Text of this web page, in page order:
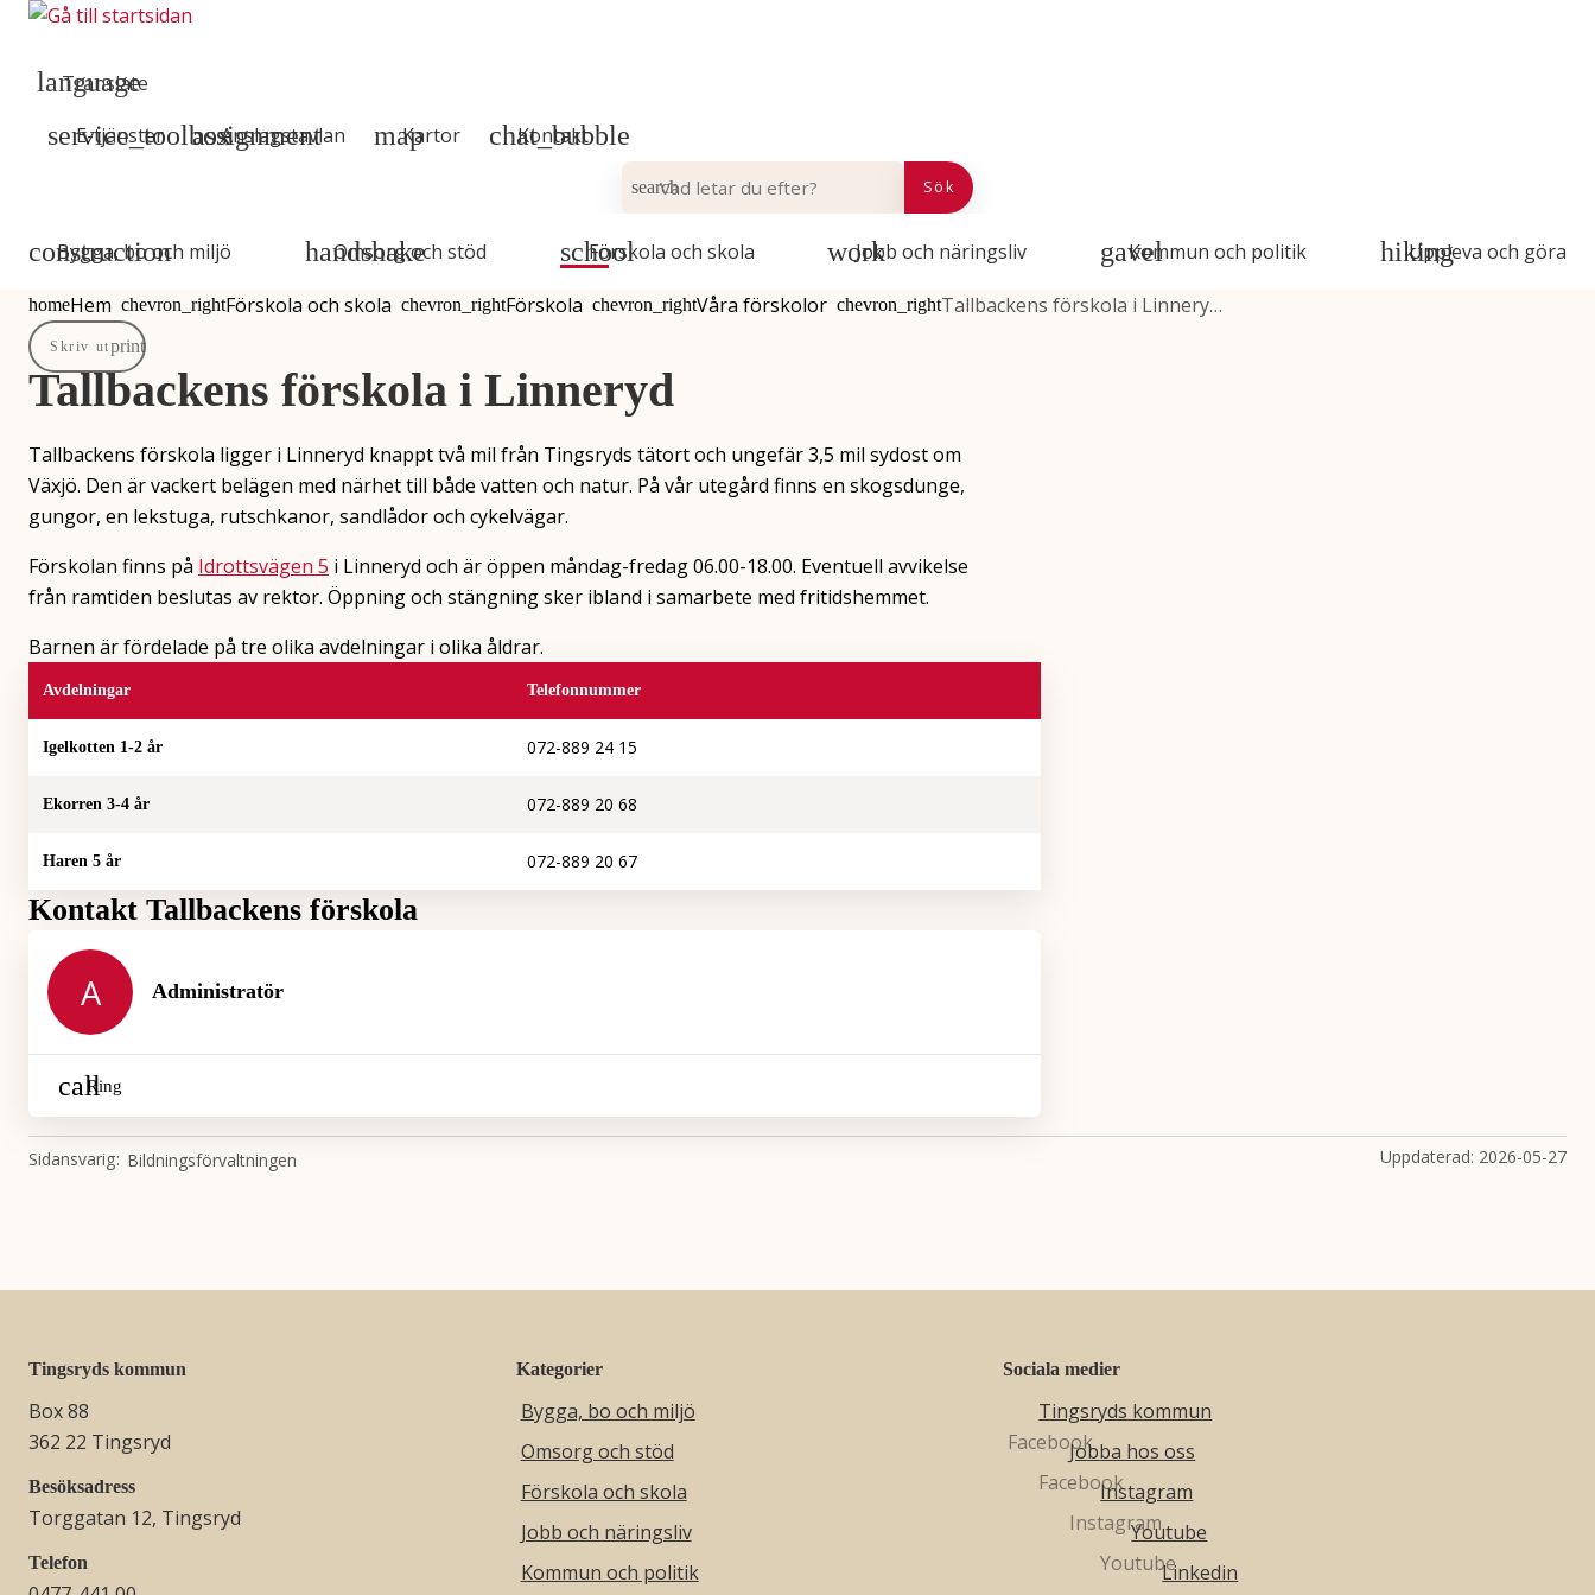
Translate
E-tjänster
Anslagstavlan Kartor Kontakt
Sök
Bygga, bo och miljö Omsorg och stöd Förskola och skola Jobb och näringsliv Kommun och politik Uppleva och göra
Du är här:
Hem Förskola och skola Förskola Våra förskolor Tallbackens förskola i Linnery…
Skriv ut
Tallbackens förskola i Linneryd
Tallbackens förskola ligger i Linneryd knappt två mil från Tingsryds tätort och ungefär 3,5 mil sydost om
Växjö. Den är vackert belägen med närhet till både vatten och natur. På vår utegård finns en skogsdunge,
gungor, en lekstuga, rutschkanor, sandlådor och cykelvägar.
Förskolan finns på Idrottsvägen 5 i Linneryd och är öppen måndag-fredag 06.00-18.00. Eventuell avvikelse
från ramtiden beslutas av rektor. Öppning och stängning sker ibland i samarbete med fritidshemmet.
Barnen är fördelade på tre olika avdelningar i olika åldrar.
Avdelningar Telefonnummer
Igelkotten 1-2 år 072-889 24 15
Ekorren 3-4 år 072-889 20 68
Haren 5 år 072-889 20 67
Kontakt Tallbackens förskola
A Administratör
Ring
Bildningsförvaltningen
Sidansvarig Uppdaterad: 2026-05-27
Tingsryds kommun
Box 88
362 22 Tingsryd
Besöksadress
Torggatan 12, Tingsryd
Telefon
Kategorier
Bygga, bo och miljö
Omsorg och stöd
Förskola och skola
Jobb och näringsliv
Kommun och politik
Sociala medier
Tingsryds kommun
Jobba hos oss
Instagram
Youtube
Linkedin